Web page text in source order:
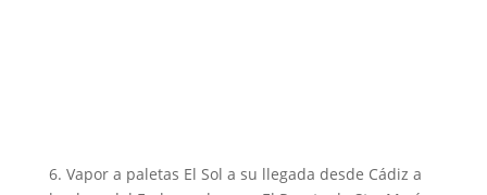
6. Vapor a paletas El Sol a su llegada desde Cádiz a